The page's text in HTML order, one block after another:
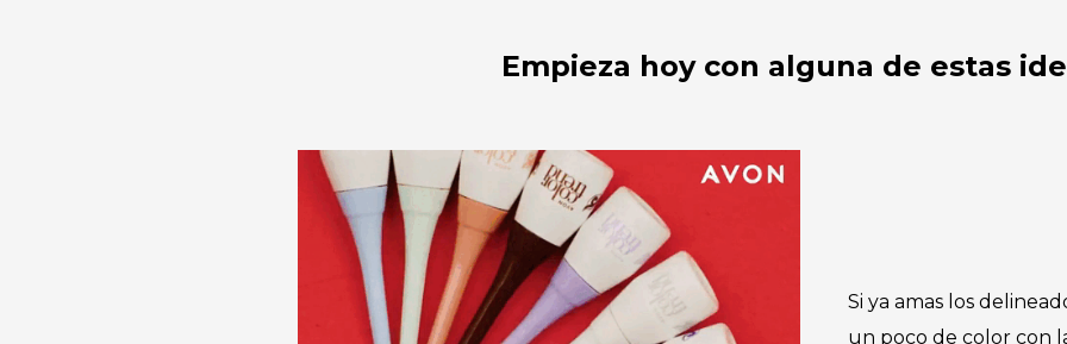
Empieza hoy con alguna de estas
Si ya amas los
un poco de color con